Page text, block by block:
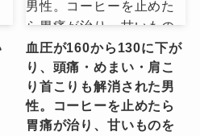
血圧が160から130に下が
り、頭痛・めまい・肩こ
り首こりも解消された男
性。コーヒーを止めたら
胃痛が治り、甘いものを